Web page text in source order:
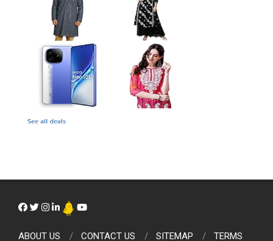
ABOUT US CONTACT US SITEMAP TERMS